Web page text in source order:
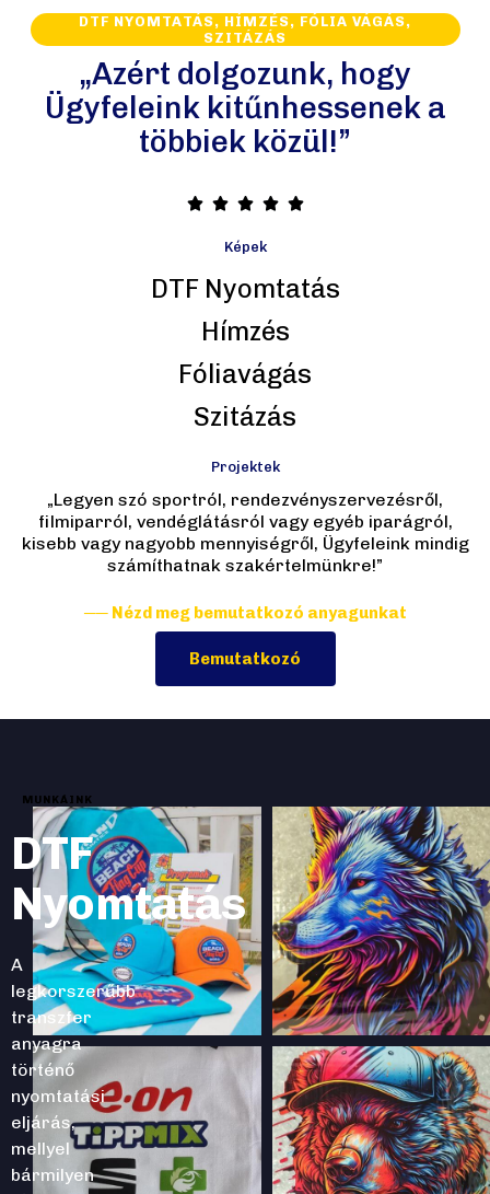
DTF NYOMTATÁS, HÍMZÉS, FÓLIA VÁGÁS,
SZITÁZÁS
„Azért dolgozunk, hogy
Ügyfeleink kitűnhessenek a
többiek közül!”
    
Képek
DTF Nyomtatás
Hímzés
Fóliavágás
Szitázás
Projektek
„Legyen szó sportról, rendezvényszervezésről,
filmiparról, vendéglátásról vagy egyéb iparágról,
kisebb vagy nagyobb mennyiségről, Ügyfeleink mindig
számíthatnak szakértelmünkre!”
── Nézd meg bemutatkozó anyagunkat
Bemutatkozó
MUNKÁINK
DTF
Nyomtatás
A
legkorszerűbb
transzfer
anyagra
történő
nyomtatási
eljárás,
mellyel
bármilyen